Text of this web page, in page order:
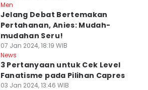
Men
Jelang Debat Bertemakan
Pertahanan, Anies: Mudah-
mudahan Seru!
07 Jan 2024, 18:19 WIB
News
3 Pertanyaan untuk Cek Level
Fanatisme pada Pilihan Capres
03 Jan 2024, 13:46 WIB